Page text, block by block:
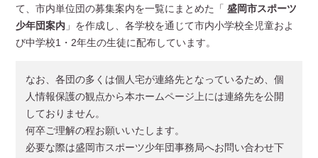
て、市内単位団の募集案内を一覧にまとめた「盛岡市スポーツ
少年団案内 」を作成し、各学校を通じて市内小学校全児童およ
び中学校1・2年生の生徒に配布しています。
なお、各団の多くは個人宅が連絡先となっているため、個
人情報保護の観点から本ホームページ上には連絡先を公開
しておりません。
何卒ご理解の程お願いいたします。
必要な際は盛岡市スポーツ少年団事務局へお問い合わせ下